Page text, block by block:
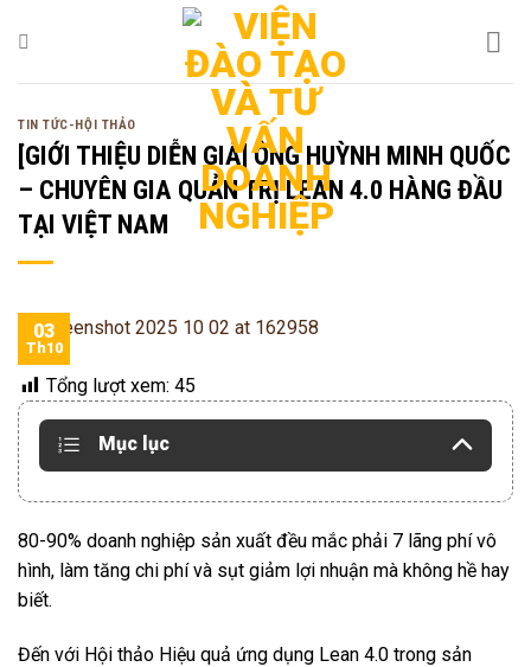
qua
TIN TỨC-HỘI THẢO
[GIỚI THIỆU DIỄN GIẢ] ÔNG HUỲNH MINH QUỐC
– CHUYÊN GIA QUẢN TRỊ LEAN 4.0 HÀNG ĐẦU
TẠI VIỆT NAM
03
Th10
Tổng lượt xem: 45
Mục lục
80-90% doanh nghiệp sản xuất đều mắc phải 7 lãng phí vô
hình, làm tăng chi phí và sụt giảm lợi nhuận mà không hề hay
biết.
Đến với Hội thảo Hiệu quả ứng dụng Lean 4.0 trong sản